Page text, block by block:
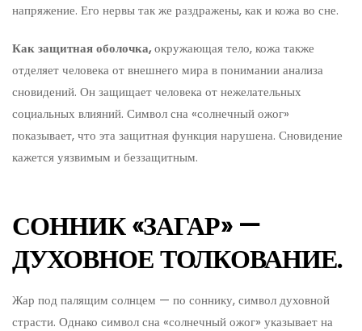
напряжение. Его нервы так же раздражены, как и кожа во сне.
Как защитная оболочка,окружающая тело, кожа также
отделяет человека от внешнего мира в понимании анализа
сновидений. Он защищает человека от нежелательных
социальных влияний. Символ сна «солнечный ожог»
показывает, что эта защитная функция нарушена. Сновидение
кажется уязвимым и беззащитным.
СОННИК «ЗАГАР» —
ДУХОВНОЕ ТОЛКОВАНИЕ.
Жар под палящим солнцем — по соннику, символ духовной
страсти. Однако символ сна «солнечный ожог» указывает на